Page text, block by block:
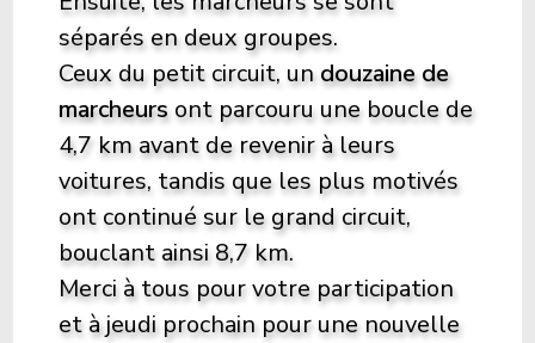
séparés en deux groupes.
Ceux du petit circuit, undouzaine de
marcheursont parcouru une boucle de
4,7 km avant de revenir à leurs
voitures, tandis que les plus motivés
ont continué sur le grand circuit,
bouclant ainsi 8,7 km.
Merci à tous pour votre participation
et à jeudi prochain pour une nouvelle